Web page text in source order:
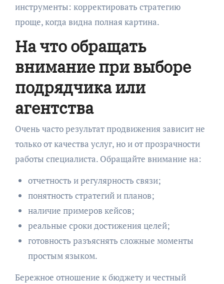
инструменты: корректировать стратегию
проще, когда видна полная картина.
На что обращать
внимание при выборе
подрядчика или
агентства
Очень часто результат продвижения зависит не
только от качества услуг, но и от прозрачности
работы специалиста. Обращайте внимание на:
отчетность и регулярность связи;
понятность стратегий и планов;
наличие примеров кейсов;
реальные сроки достижения целей;
готовность разъяснять сложные моменты
простым языком.
Бережное отношение к бюджету и честный